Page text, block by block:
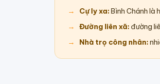
Cự ly xa:Bình Chánh là
Đường liên xã: đường
Nhà trọ công nhân: